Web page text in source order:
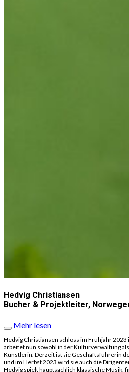
Hedvig Christiansen
Bucher & Projektleiter,
Mehr lesen
Hedvig Christiansen schloss im Frühjahr 2023
arbeitet nun sowohl in der Kulturverwaltung
Künstlerin. Derzeit ist sie Geschäftsführerin
und im Herbst 2023 wird sie auch die
Hedvig spielt hauptsächlich klassische Musik,